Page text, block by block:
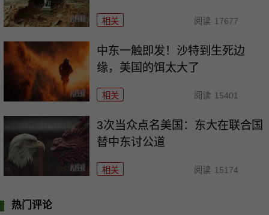
相关 阅读 17677
中东一触即发！沙特到生死边
缘，美国的饵太大了
相关 阅读 15401
3次当众点名美国：东大在联合国
替中东讨公道
相关 阅读 15174
热门评论